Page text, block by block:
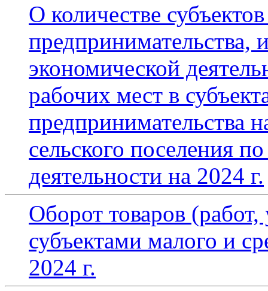
О количестве
предпринимательства,
экономической
рабочих мест в
предпринимательства
сельского поселения
деятельности на 2024 г.
Оборот товаров
субъектами малого и
2024 г.